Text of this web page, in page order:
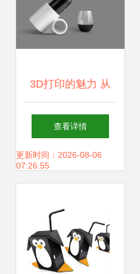
3D打印的魅力 从
瓷器到铜器，重塑
工艺与网站建设的
查看详情
更新时间：2026-08-06
07:26:55